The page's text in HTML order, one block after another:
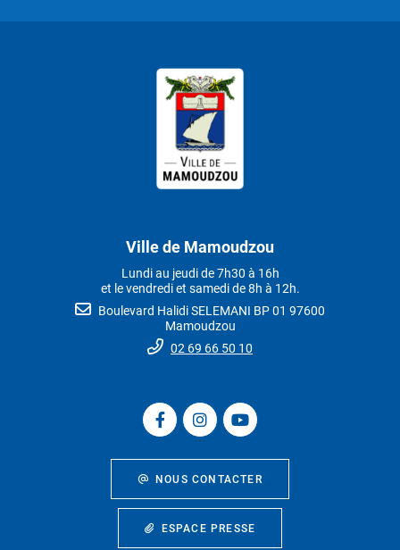
Ville de Mamoudzou
Lundi au jeudi de 7h30 à 16h
et le vendredi et samedi de 8h à 12h.
Boulevard Halidi SELEMANI BP 01 97600
Mamoudzou
02 69 66 50 10
NOUS CONTACTER
ESPACE PRESSE